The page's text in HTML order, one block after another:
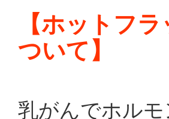
【ホットフ
ついて】
乳がんでホル